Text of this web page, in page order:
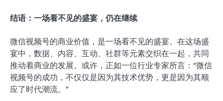
结语：一场看不见的盛宴，仍在继续
微信视频号的商业价值，是一场看不见的盛宴。在这场盛
宴中，数据、内容、互动、社群等元素交织在一起，共同
推动着商业的发展。或许，正如一位行业专家所言：“微信
视频号的成功，不仅仅是因为其技术优势，更是因为其顺
应了时代潮流。”